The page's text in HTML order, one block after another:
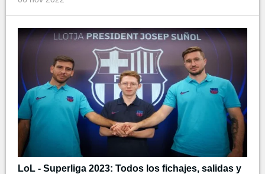
LoL - Superliga 2023: Todos los fichajes, salidas y